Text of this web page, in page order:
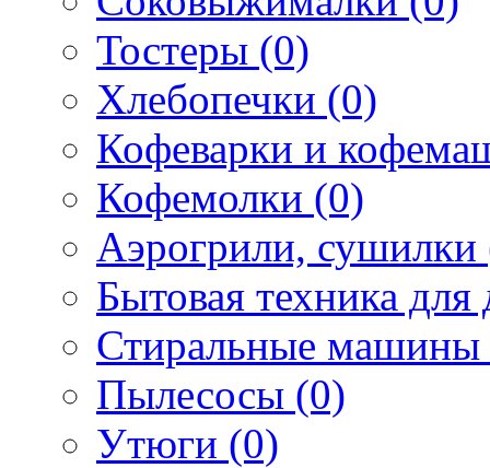
Тостеры (0)
Хлебопечки (0)
Кофеварки и
Кофемолки (0)
Аэрогрили, сушилки
Бытовая техника
Стиральные машины
Пылесосы (0)
Утюги (0)